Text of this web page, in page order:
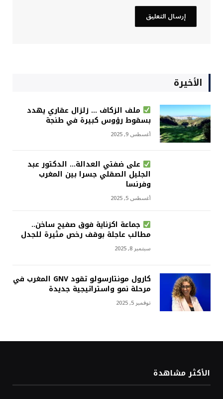
الأخيرة
ملف الزكاف … زلزال عقاري يهدد
بسقوط رؤوس كبيرة في طنجة
أغسطس 9, 2025
على ضفتي العدالة… الدكتور عبد
الجليل الصقلي جسرا بين المغرب
وفرنسا
أغسطس 5, 2025
جماعة اكزناية فوق صفيح ساخن..
مطالب عاجلة بوقف رخص مثيرة للجدل
سبتمبر 8, 2025
كارول مونتارسولو تقود GNV المغرب في
مرحلة نمو واستراتيجية جديدة
نوفمبر 5, 2025
الأكثر مشاهدة